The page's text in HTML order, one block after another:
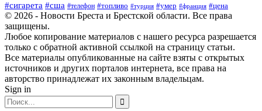
#сигарета #сша #телефон #топливо #турция #умер #франция #цена
© 2026 - Новости Бреста и Брестской области. Все права
защищены.
Любое копирование материалов с нашего ресурса разрешается
только с обратной активной ссылкой на страницу статьи.
Все материалы опубликованные на сайте взяты с открытых
источников и других порталов интернета, все права на
авторство принадлежат их законным владельцам.
Sign in